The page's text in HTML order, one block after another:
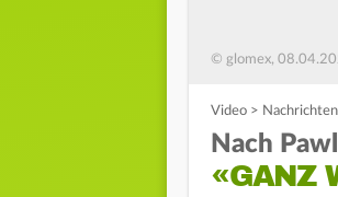
© glomex,
Video > Nachrichten
Nach
«GANZ